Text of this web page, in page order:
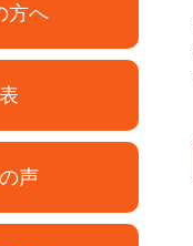
方へ
声